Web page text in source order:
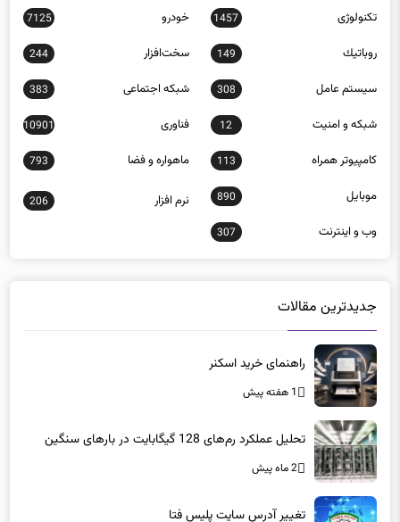
روباتيك 149 سخت‌افزار 244
سيستم عامل 308 شبكه اجتماعی 383
شبكه و امنيت 12 فناوری 10901
كامپيوتر همراه 113 ماهواره و فضا 793
موبايل 890
206
وب و اينترنت 307
راهنمای خرید اسکنر
1 هفته پیش
2 ماه پیش
2 ماه پیش